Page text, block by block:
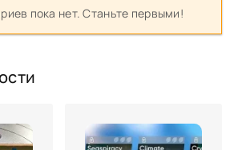
пока нет. Станьте первыми!